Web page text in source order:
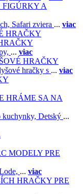
FIGÚRKY A
Safari zviera ... viac
... viac
HRAČKY
hračky s ... viac
HRÁME SA NA
Detský ...
MODELY PRE
... viac
HRAČKY PRE